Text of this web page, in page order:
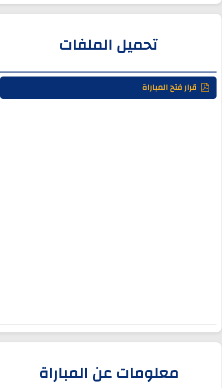
تحميل الملفات
قرار فتح المباراة
معلومات عن المباراة